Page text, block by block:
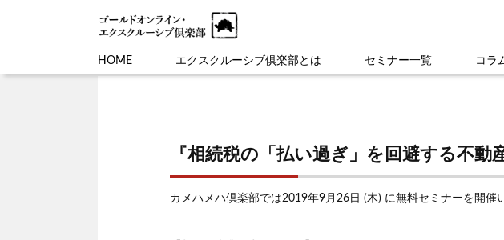
HOME エクスクルーシブ倶楽部とは セミナー一覧 コラ
『相続税の「払い過ぎ」を回避する不
カメハメハ倶楽部では2019年9月26日 (木) に無料セミナーを開催